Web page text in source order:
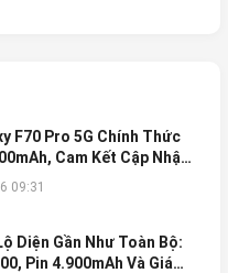
F70 Pro 5G Chính Thức
Cam Kết Cập Nhật
09:31
Diện Gần Như Toàn Bộ:
Pin 4.900mAh Và Giá